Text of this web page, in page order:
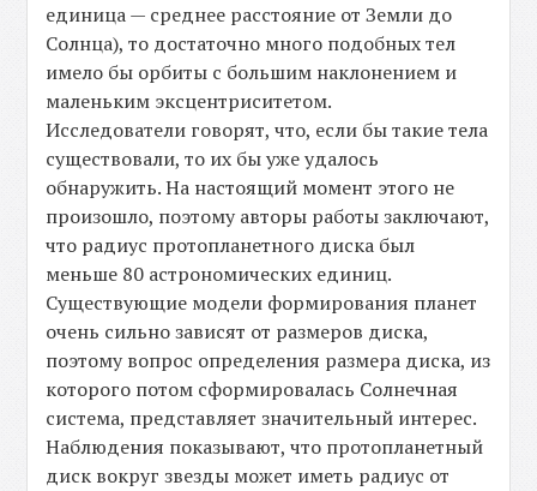
единица — среднее расстояние от Земли до
Солнца), то достаточно много подобных тел
имело бы орбиты с большим наклонением и
маленьким эксцентриситетом.
Исследователи говорят, что, если бы такие тела
существовали, то их бы уже удалось
обнаружить. На настоящий момент этого не
произошло, поэтому авторы работы заключают,
что радиус протопланетного диска был
меньше 80 астрономических единиц.
Существующие модели формирования планет
очень сильно зависят от размеров диска,
поэтому вопрос определения размера диска, из
которого потом сформировалась Солнечная
система, представляет значительный интерес.
Наблюдения показывают, что протопланетный
диск вокруг звезды может иметь радиус от